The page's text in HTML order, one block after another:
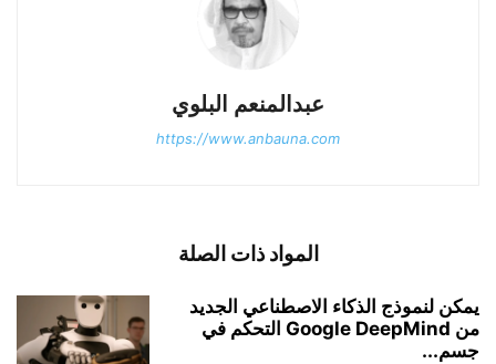
عبدالمنعم البلوي
https://www.anbauna.com
المواد ذات الصلة
يمكن لنموذج الذكاء الاصطناعي الجديد
من Google DeepMind التحكم في
جسم...